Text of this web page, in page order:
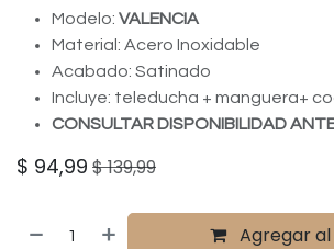
Modelo: VALENCIA
Material: Acero Inoxidable
Acabado: Satinado
Incluye: teleducha + manguera+
CONSULTAR DISPONIBILIDAD
$ 94,99 $139,99
Agregar